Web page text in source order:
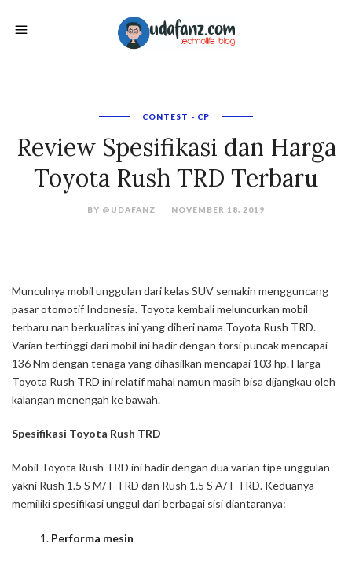
CONTEST - CP
Review Spesifikasi dan Harga
Toyota Rush TRD Terbaru
BY @UDAFANZ NOVEMBER 18, 2019
Munculnya mobil unggulan dari kelas SUV semakin mengguncang
pasar otomotif Indonesia. Toyota kembali meluncurkan mobil
terbaru nan berkualitas ini yang diberi nama Toyota Rush TRD.
Varian tertinggi dari mobil ini hadir dengan torsi puncak mencapai
136 Nm dengan tenaga yang dihasilkan mencapai 103 hp. Harga
Toyota Rush TRD ini relatif mahal namun masih bisa dijangkau oleh
kalangan menengah ke bawah.
Spesifikasi Toyota Rush TRD
Mobil Toyota Rush TRD ini hadir dengan dua varian tipe unggulan
yakni Rush 1.5 S M/T TRD dan Rush 1.5 S A/T TRD. Keduanya
memiliki spesifikasi unggul dari berbagai sisi diantaranya:
Performa mesin